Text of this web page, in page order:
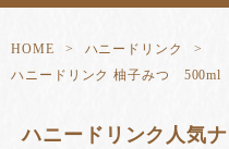
HOME
ハニードリンク
ハニードリンク 柚子みつ 500ml
ハニードリンク人気